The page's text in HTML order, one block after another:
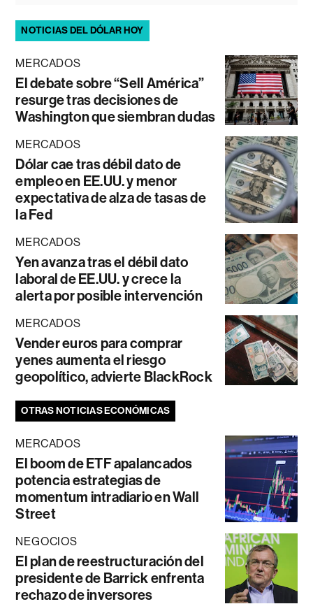
NOTICIAS DEL DÓLAR HOY
MERCADOS
El debate sobre “Sell América”
resurge tras decisiones de
Washington que siembran dudas
MERCADOS
Dólar cae tras débil dato de
empleo en EE.UU. y menor
expectativa de alza de tasas de
la Fed
MERCADOS
Yen avanza tras el débil dato
laboral de EE.UU. y crece la
alerta por posible intervención
MERCADOS
Vender euros para comprar
yenes aumenta el riesgo
geopolítico, advierte BlackRock
OTRAS NOTICIAS ECONÓMICAS
MERCADOS
El boom de ETF apalancados
potencia estrategias de
momentum intradiario en Wall
Street
NEGOCIOS
El plan de reestructuración del
presidente de Barrick enfrenta
rechazo de inversores